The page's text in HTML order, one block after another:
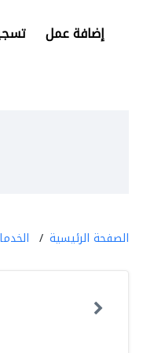
إضافة عمل
الصفحة الرئيسية